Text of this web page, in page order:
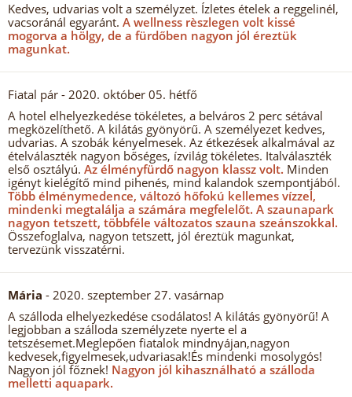
Kedves, udvarias volt a személyzet. Ízletes ételek a reggelinél,
vacsoránál egyaránt. A wellness rèszlegen volt kissé
mogorva a hölgy, de a fürdőben nagyon jól éreztük
magunkat.
Fiatal pár - 2020. október 05. hétfő
A hotel elhelyezkedése tökéletes, a belváros 2 perc sétával
megközelíthető. A kilátás gyönyörű. A személyezet kedves,
udvarias. A szobák kényelmesek. Az étkezések alkalmával az
ételválaszték nagyon bőséges, ízvilág tökéletes. Italválaszték
első osztályú. Az élményfürdő nagyon klassz volt. Minden
igényt kielégítő mind pihenés, mind kalandok szempontjából.
Több élménymedence, változó hőfokú kellemes vízzel,
mindenki megtalálja a számára megfelelőt. A szaunapark
nagyon tetszett, többféle változatos szauna szeánszokkal.
Összefoglalva, nagyon tetszett, jól éreztük magunkat,
tervezünk visszatérni.
Mária - 2020. szeptember 27. vasárnap
A szálloda elhelyezkedése csodálatos! A kilátás gyönyörű! A
legjobban a szálloda személyzete nyerte el a
tetszésemet.Meglepően fiatalok mindnyájan,nagyon
kedvesek,figyelmesek,udvariasak!És mindenki mosolygós!
Nagyon jól főznek! Nagyon jól kihasználható a szálloda
melletti aquapark.